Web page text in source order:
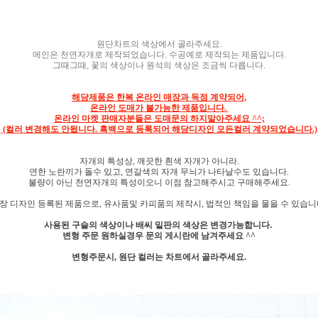
원단차트의 색상에서 골라주세요.
메인은 천연자개로 제작되었습니다. 수공예로 제작되는 제품입니다.
그때그때, 꽃의 색상이나 원석의 색상은 조금씩 다릅니다.
해당제품은 한복 온라인 매장과 독점 계약되어,
온라인 도매가 불가능한 제품입니다.
온라인 마켓 판매자분들은 도매문의 하지말아주세요 ^^;
(컬러 변경해도 안됩니다. 흑백으로 등록되어 해당디자인 모든컬러 계약되었습니다.)
자개의 특성상, 깨끗한 흰색 자개가 아니라.
연한 노란끼가 돌수 있고, 연갈색의 자개 무늬가 나타날수도 있습니다.
불량이 아닌 천연자개의 특성이오니 이점 참고해주시고 구매해주세요.
디자인 등록된 제품으로, 유사품및 카피품의 제작시, 법적인 책임을 물을 수 있습
사용된 구슬의 색상이나배씨 밑판의 색상은 변경가능합니다.
변형 주문 원하실경우 문의 게시란에 남겨주세요 ^^
변형주문시, 원단 컬러는 차트에서 골라주세요.